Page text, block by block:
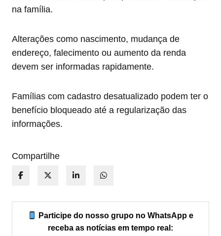
na família.
Alterações como nascimento, mudança de
endereço, falecimento ou aumento da renda
devem ser informadas rapidamente.
Famílias com cadastro desatualizado podem ter o
benefício bloqueado até a regularização das
informações.
Compartilhe
Participe do nosso grupo no WhatsApp e
receba as notícias em tempo real: